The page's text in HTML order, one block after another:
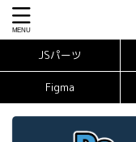
JSパーツ
Figma